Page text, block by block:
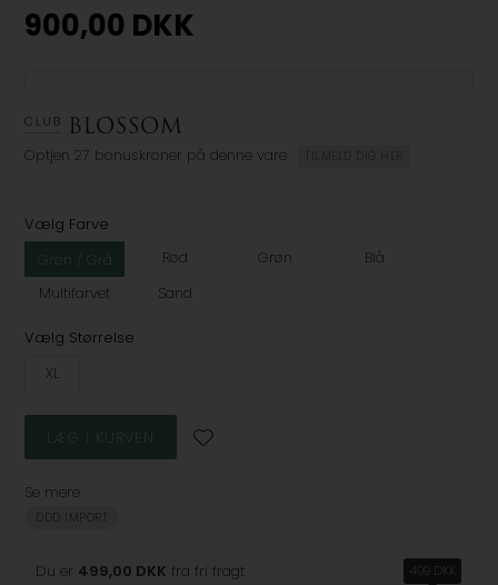
900,00 DKK
Optjen 27 bonuskroner på denne vare TILMELD DIG HER
Vælg Farve
Grøn / Grå
Rød Grøn
Blå
Multifarvet
Sand
Vælg Størrelse
XL
Se mere
DDD IMPORT
Du er 499,00 DKK fra fri fragt 499 DKK